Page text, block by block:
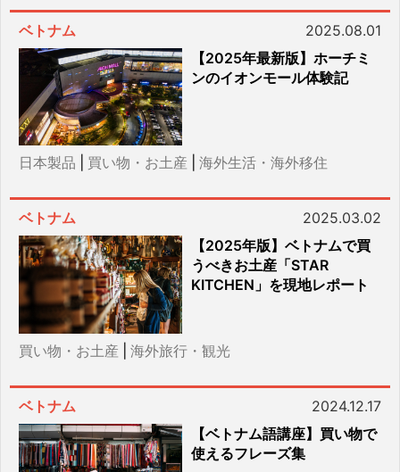
ベトナム
2025.08.01
【2025年最新版】ホーチミ
ンのイオンモール体験記
日本製品 買い物・お土産 海外生活・海外移住
ベトナム
2025.03.02
【2025年版】ベトナムで買
うべきお土産「STAR
KITCHEN」を現地レポート
買い物・お土産 海外旅行・観光
ベトナム
2024.12.17
【ベトナム語講座】買い物で
使えるフレーズ集